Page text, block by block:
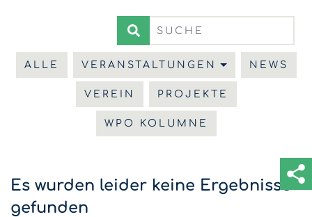
ALLE VERANSTALTUNGEN NEWS
VEREIN PROJEKTE
WPO KOLUMNE
Es wurden leider keine Ergebnisse
gefunden